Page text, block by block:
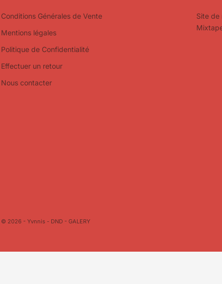
Conditions Générales de Vente
Mentions légales
Politique de Confidentialité
Effectuer un retour
Nous contacter
Site de
© 2026 - Yvnnis - DND - GALERY